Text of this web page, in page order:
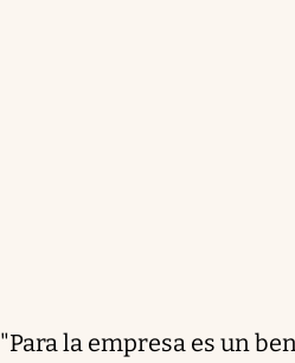
"Para la empresa es un